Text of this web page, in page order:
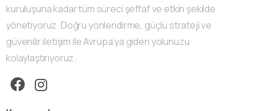
kuruluşuna kadar tüm süreci şeffaf ve etkin şekilde
yönetiyoruz. Doğru yönlendirme, güçlü strateji ve
güvenilir iletişim ile Avrupa’ya giden yolunuzu
kolaylaştırıyoruz.